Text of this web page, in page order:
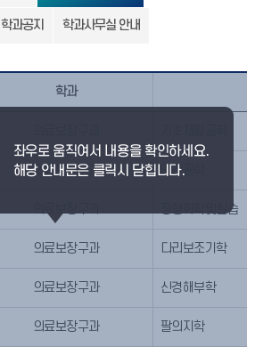
학과공지 학과사무실 안내
학과
의료보장구과 인간공학
정형화학및실습
의료보장구과 다리보조기학
의료보장구과 신경해부학
의료보장구과 팔의지학